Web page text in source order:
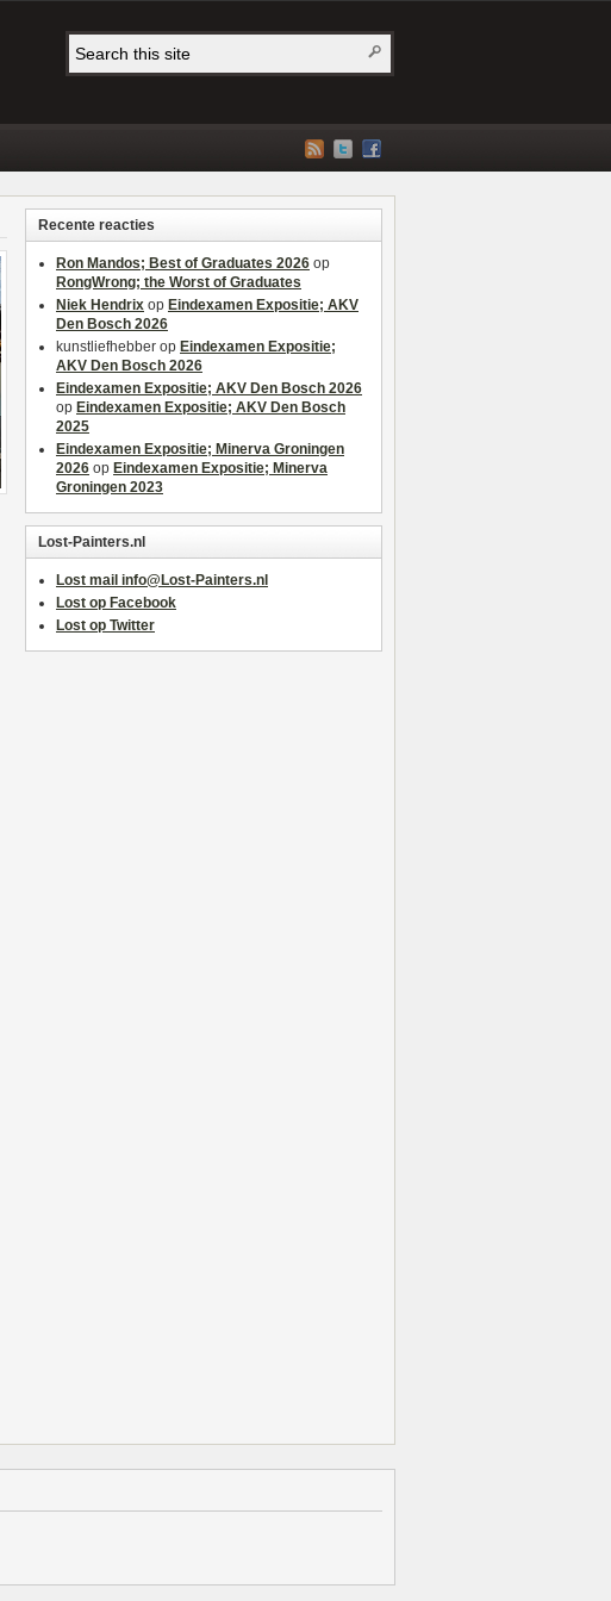
Recente reacties
Ron Mandos; Best of Graduates 2026 op
RongWrong; the Worst of Graduates
Niek Hendrix op Eindexamen Expositie; AKV
Den Bosch 2026
kunstliefhebber op Eindexamen Expositie;
AKV Den Bosch 2026
Eindexamen Expositie; AKV Den Bosch 2026
op Eindexamen Expositie; AKV Den Bosch
2025
Eindexamen Expositie; Minerva Groningen
2026 op Eindexamen Expositie; Minerva
Groningen 2023
Lost-Painters.nl
Lost mail info@Lost-Painters.nl
Lost op Facebook
Lost op Twitter